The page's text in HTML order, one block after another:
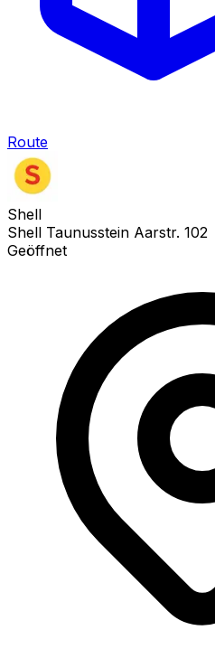
Route
Shell
Shell Taunusstein Aarstr. 102
Geöffnet